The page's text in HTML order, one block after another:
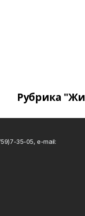
Рубрика
35-05, e-mail: